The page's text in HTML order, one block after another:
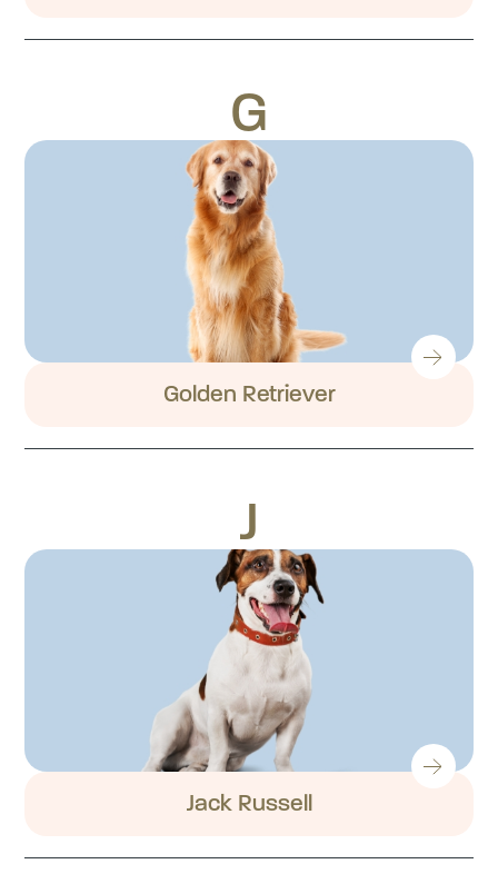
G
Golden Retriever
J
Jack Russell